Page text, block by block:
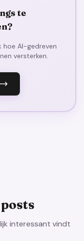
te
hoe AI-gedreven
versterken.
interessant vindt